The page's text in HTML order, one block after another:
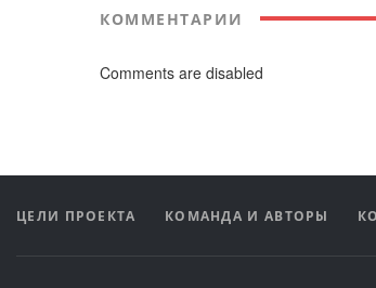
КОММЕНТАРИИ
Comments are disabled
ЦЕЛИ ПРОЕКТА КОМАНДА И АВТОРЫ